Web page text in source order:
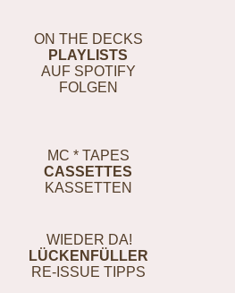
ON THE DECKS
PLAYLISTS
AUF SPOTIFY
FOLGEN
MC * TAPES
CASSETTES
KASSETTEN
WIEDER DA!
LÜCKENFÜLLER
RE-ISSUE TIPPS